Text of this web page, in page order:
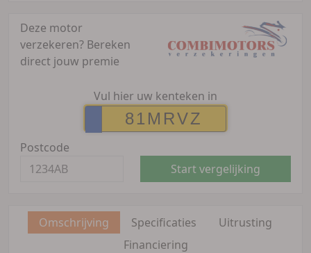
Deze motor
verzekeren? Bereken
direct jouw premie
Vul hier uw kenteken in
Postcode
Start vergelijking
Omschrijving Specificaties
Uitrusting
Financiering